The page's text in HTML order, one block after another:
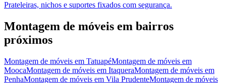
Prateleiras, nichos e suportes fixados com segurança.
Montagem de móveis em bairros
próximos
Montagem de móveis em TatuapéMontagem de móveis em
MoocaMontagem de móveis em ItaqueraMontagem de móveis em
PenhaMontagem de móveis em Vila PrudenteMontagem de móveis